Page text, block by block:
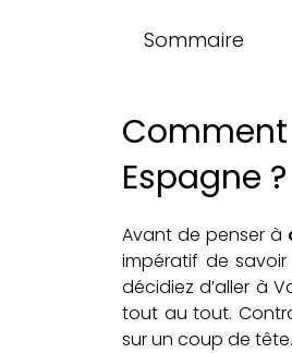
Sommaire
Espagne ?
Avant de penser à
impératif de
décidiez d’aller à
tout au tout.
sur un coup de tête.